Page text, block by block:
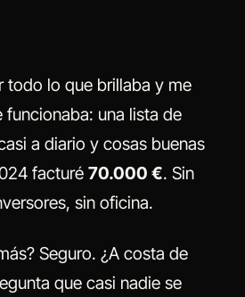
todo lo que brillaba y me
una lista de
a diario y cosas buenas
facturé 70.000 €. Sin
sin oficina.
Seguro. ¿A costa de
que casi nadie se